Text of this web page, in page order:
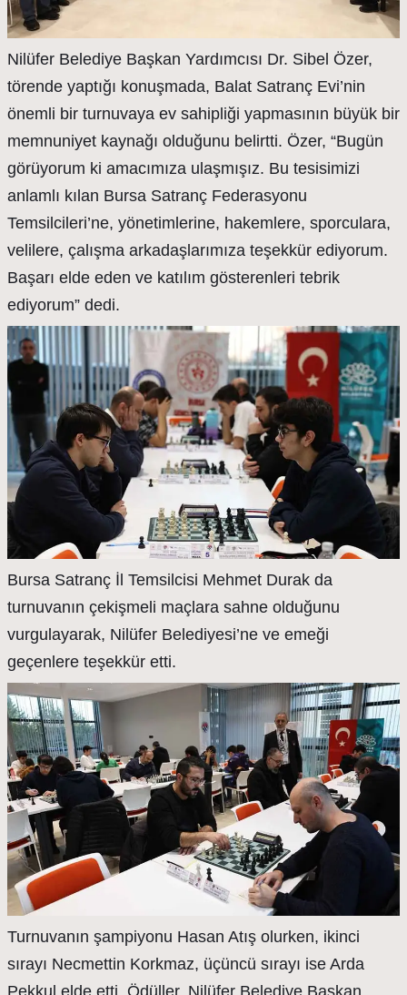
Nilüfer Belediye Başkan Yardımcısı Dr. Sibel Özer,
törende yaptığı konuşmada, Balat Satranç Evi’nin
önemli bir turnuvaya ev sahipliği yapmasının büyük bir
memnuniyet kaynağı olduğunu belirtti. Özer, “Bugün
görüyorum ki amacımıza ulaşmışız. Bu tesisimizi
anlamlı kılan Bursa Satranç Federasyonu
Temsilcileri’ne, yönetimlerine, hakemlere, sporculara,
velilere, çalışma arkadaşlarımıza teşekkür ediyorum.
Başarı elde eden ve katılım gösterenleri tebrik
ediyorum” dedi.
Bursa Satranç İl Temsilcisi Mehmet Durak da
turnuvanın çekişmeli maçlara sahne olduğunu
vurgulayarak, Nilüfer Belediyesi’ne ve emeği
geçenlere teşekkür etti.
Turnuvanın şampiyonu Hasan Atış olurken, ikinci
sırayı Necmettin Korkmaz, üçüncü sırayı ise Arda
Pekkul elde etti. Ödüller, Nilüfer Belediye Başkan